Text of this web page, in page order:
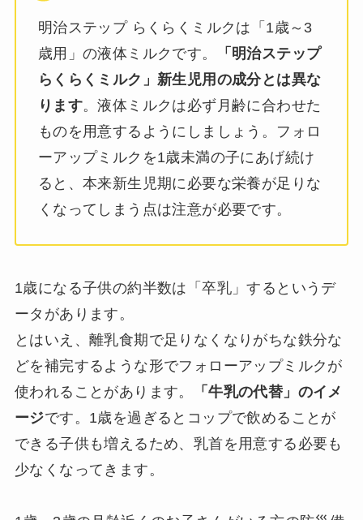
明治ステップ らくらくミルクは「1歳～3
歳用」の液体ミルクです。
「明治ステップ
らくらくミルク」新生児用の成分とは異な
ります。液体ミルクは必ず月齢に合わせた
ものを用意するようにしましょう。フォロ
ーアップミルクを1歳未満の子にあげ続け
ると、本来新生児期に必要な栄養が足りな
くなってしまう点は注意が必要です。
1歳になる子供の約半数は「卒乳」するというデ
ータがあります。
とはいえ、離乳食期で足りなくなりがちな鉄分な
どを補完するような形でフォローアップミルクが
使われることがあります。
「牛乳の代替」のイメ
ージです。1歳を過ぎるとコップで飲めることが
できる子供も増えるため、乳首を用意する必要も
少なくなってきます。